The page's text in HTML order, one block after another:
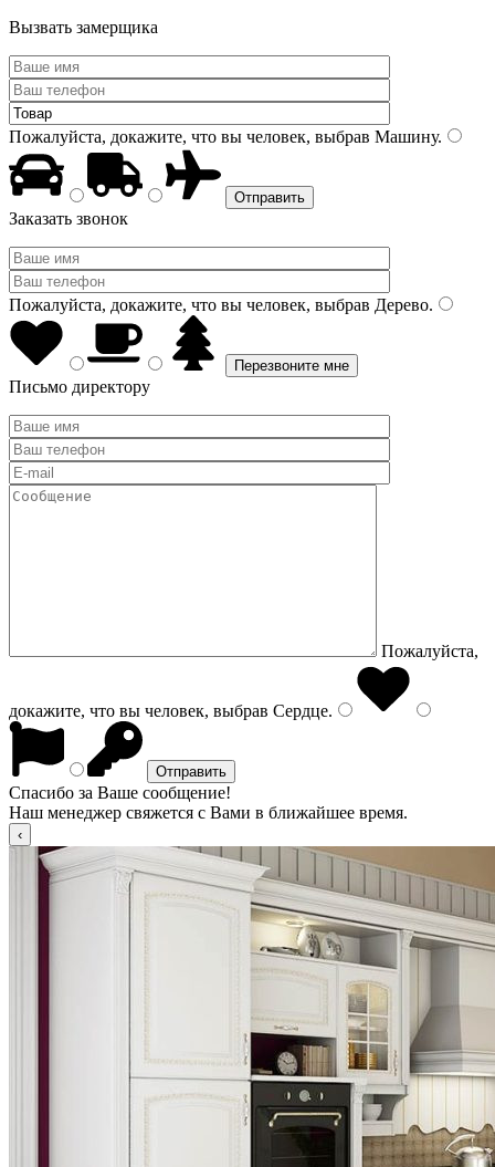
Вызвать замерщика
Пожалуйста, докажите, что вы человек, выбрав Машину.
Заказать звонок
Пожалуйста, докажите, что вы человек, выбрав Дерево.
Письмо директору
Пожалуйста,
докажите, что вы человек, выбрав Сердце.
Спасибо за Ваше сообщение!
Наш менеджер свяжется с Вами в ближайшее время.